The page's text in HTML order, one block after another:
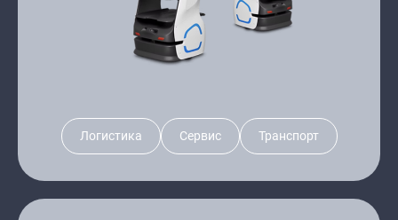
Логистика Сервис Транспорт